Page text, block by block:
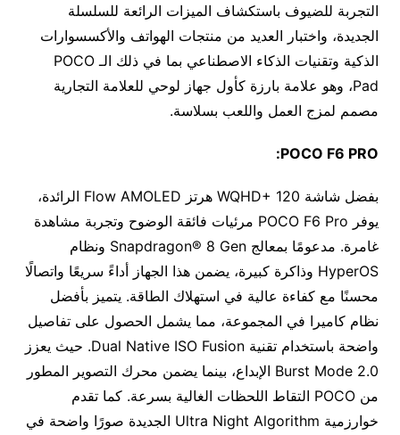
التجربة للضيوف باستكشاف الميزات الرائعة للسلسلة
الجديدة، واختبار العديد من منتجات الهواتف والأكسسوارات
الذكية وتقنيات الذكاء الاصطناعي بما في ذلك الـ POCO
Pad، وهو علامة بارزة كأول جهاز لوحي للعلامة التجارية
مصمم لمزج العمل واللعب بسلاسة.
POCO F6 PRO:
بفضل شاشة WQHD+ 120 هرتز Flow AMOLED الرائدة،
يوفر POCO F6 Pro مرئيات فائقة الوضوح وتجربة مشاهدة
غامرة. مدعومًا بمعالج Snapdragon® 8 Gen ونظام
HyperOS وذاكرة كبيرة، يضمن هذا الجهاز أداءً سريعًا واتصالًا
محسنًا مع كفاءة عالية في استهلاك الطاقة. يتميز بأفضل
نظام كاميرا في المجموعة، مما يشمل الحصول على تفاصيل
واضحة باستخدام تقنية Dual Native ISO Fusion. حيث يعزز
Burst Mode 2.0 الإبداع، بينما يضمن محرك التصوير المطور
من POCO التقاط اللحظات الغالية بسرعة. كما تقدم
خوارزمية Ultra Night Algorithm الجديدة صورًا واضحة في